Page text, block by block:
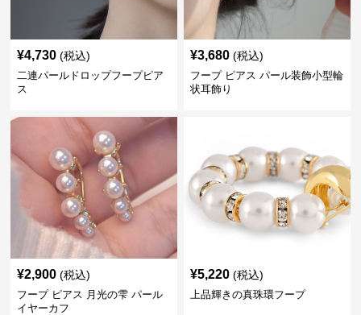
¥4,730 (税込)
二連パールドロップフープピア
ス
¥3,680 (税込)
フープ ピアス パール装飾小型輪
状耳飾り
¥2,900 (税込)
フープ ピアス 月光の雫 パール
イヤーカフ
¥5,220 (税込)
上品輝きの真珠環フープ